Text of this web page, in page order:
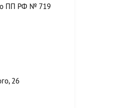
по ПП РФ № 719
26